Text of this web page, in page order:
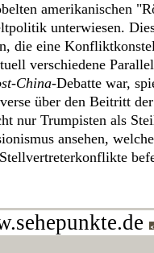
amerikanischen
unterwiesen.
die eine
verschiedene
China-Debatte war,
über den Beitritt
nur Trumpisten als
ansehen,